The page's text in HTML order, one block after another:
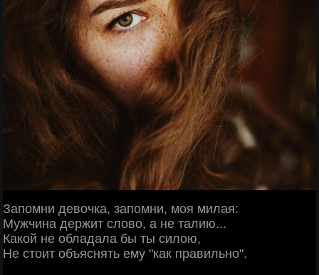
Запомни девочка, запомни, моя милая:
Мужчина держит слово, а не талию...
Какой не обладала бы ты силою,
Не стоит объяснять ему "как правильно".